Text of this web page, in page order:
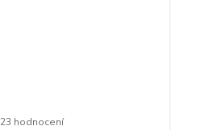
23 hodnocení